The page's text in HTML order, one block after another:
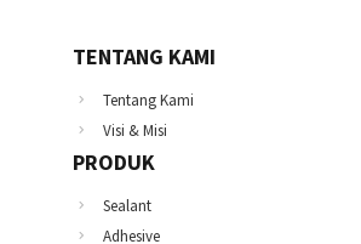
TENTANG KAMI
Tentang Kami
Visi & Misi
PRODUK
Sealant
Adhesive